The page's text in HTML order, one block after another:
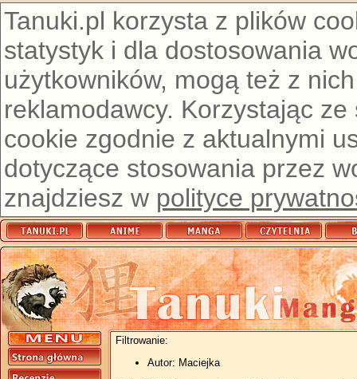
Tanuki.pl korzysta z plików
statystyk i dla dostosowania
użytkowników, mogą też z
reklamodawcy. Korzystając
cookie zgodnie z aktualnymi
dotyczące stosowania przez
znajdziesz w polityce
Filtrowanie:
Autor: Maciejka